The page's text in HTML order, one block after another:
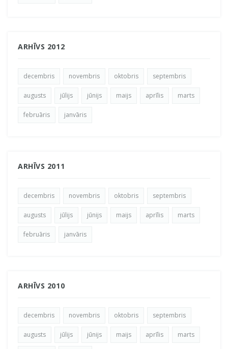
ARHĪVS 2012
decembris novembris oktobris septembris
augusts jūlijs jūnijs maijs aprīlis marts
februāris janvāris
ARHĪVS 2011
decembris novembris oktobris septembris
augusts jūlijs jūnijs maijs aprīlis marts
februāris janvāris
ARHĪVS 2010
decembris novembris oktobris septembris
augusts jūlijs jūnijs maijs aprīlis marts